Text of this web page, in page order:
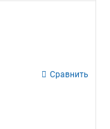
Сравнить